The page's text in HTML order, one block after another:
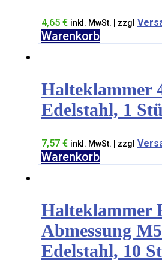
4,65 € inkl. MwSt. | zzgl
Warenkorb
Halteklammer
Edelstahl, 1
7,57 € inkl. MwSt. | zzgl
Warenkorb
Halteklammer
Abmessung
Edelstahl, 10